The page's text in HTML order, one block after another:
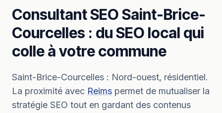
Consultant SEOSaint-Brice-
Courcelles : du SEO local qui
colle à votre commune
Saint-Brice-Courcelles : Nord-ouest, résidentiel.
La proximité avec Reims permet de mutualiser la
stratégie SEO tout en gardant des contenus